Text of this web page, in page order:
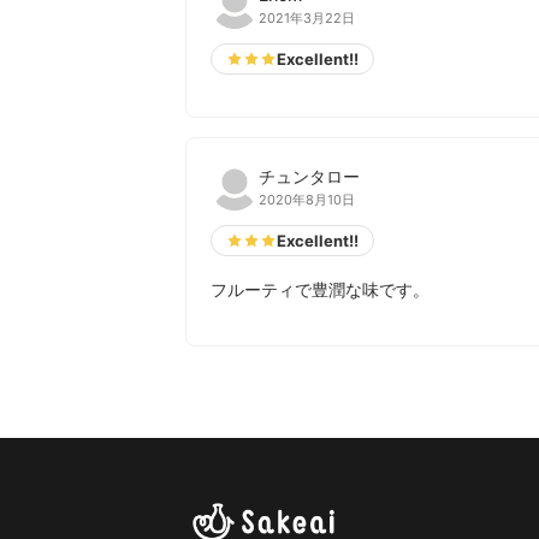
2021年3月22日
Excellent!!
チュンタロー
2020年8月10日
Excellent!!
フルーティで豊潤な味です。